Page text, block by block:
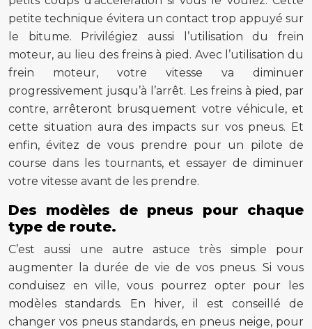
petite technique évitera un contact trop appuyé sur
le bitume. Privilégiez aussi l’utilisation du frein
moteur, au lieu des freins à pied. Avec l’utilisation du
frein moteur, votre vitesse va diminuer
progressivement jusqu’à l’arrêt. Les freins à pied, par
contre, arrêteront brusquement votre véhicule, et
cette situation aura des impacts sur vos pneus. Et
enfin, évitez de vous prendre pour un pilote de
course dans les tournants, et essayer de diminuer
votre vitesse avant de les prendre.
Des modèles de pneus pour chaque
type de route.
C’est aussi une autre astuce très simple pour
augmenter la durée de vie de vos pneus. Si vous
conduisez en ville, vous pourrez opter pour les
modèles standards. En hiver, il est conseillé de
changer vos pneus standards, en pneus neige, pour